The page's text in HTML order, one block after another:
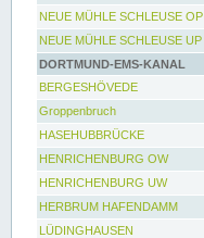
NEUE MÜHLE SCHLEUSE OP
NEUE MÜHLE SCHLEUSE UP
DORTMUND-EMS-KANAL
BERGESHÖVEDE
Groppenbruch
HASEHUBBRÜCKE
HENRICHENBURG OW
HENRICHENBURG UW
HERBRUM HAFENDAMM
LÜDINGHAUSEN